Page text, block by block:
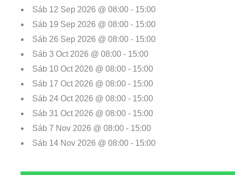
Sáb 12 Sep 2026 @ 08:00 - 15:00
Sáb 19 Sep 2026 @ 08:00 - 15:00
Sáb 26 Sep 2026 @ 08:00 - 15:00
Sáb 3 Oct 2026 @ 08:00 - 15:00
Sáb 10 Oct 2026 @ 08:00 - 15:00
Sáb 17 Oct 2026 @ 08:00 - 15:00
Sáb 24 Oct 2026 @ 08:00 - 15:00
Sáb 31 Oct 2026 @ 08:00 - 15:00
Sáb 7 Nov 2026 @ 08:00 - 15:00
Sáb 14 Nov 2026 @ 08:00 - 15:00